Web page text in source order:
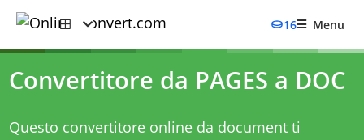
16 Menu
Convertitore da PAGES a DOC
Questo convertitore online da document ti